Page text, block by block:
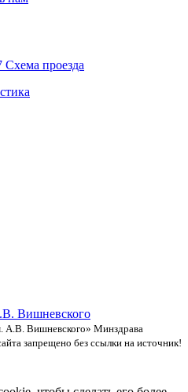
Схема проезда
Вишневского» Минздрава
запрещено без ссылки на источник!